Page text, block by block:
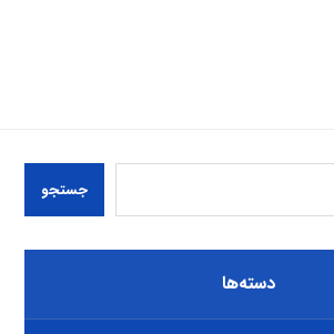
جستجو
دسته‌ها